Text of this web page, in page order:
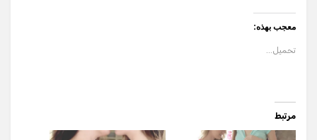
معجب بهذه:
تحميل...
مرتبط